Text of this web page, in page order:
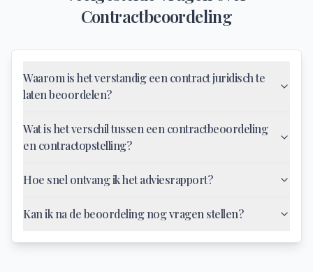
Contractbeoordeling
Waarom is het verstandig een contract juridisch te
laten beoordelen?
Wat is het verschil tussen een contractbeoordeling
en contractopstelling?
Hoe snel ontvang ik het adviesrapport?
Kan ik na de beoordeling nog vragen stellen?